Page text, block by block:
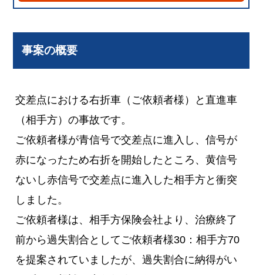
事案の概要
交差点における右折車（ご依頼者様）と直進車
（相手方）の事故です。
ご依頼者様が青信号で交差点に進入し、信号が
赤になったため右折を開始したところ、黄信号
ないし赤信号で交差点に進入した相手方と衝突
しました。
ご依頼者様は、相手方保険会社より、治療終了
前から過失割合としてご依頼者様30：相手方70
を提案されていましたが、過失割合に納得がい